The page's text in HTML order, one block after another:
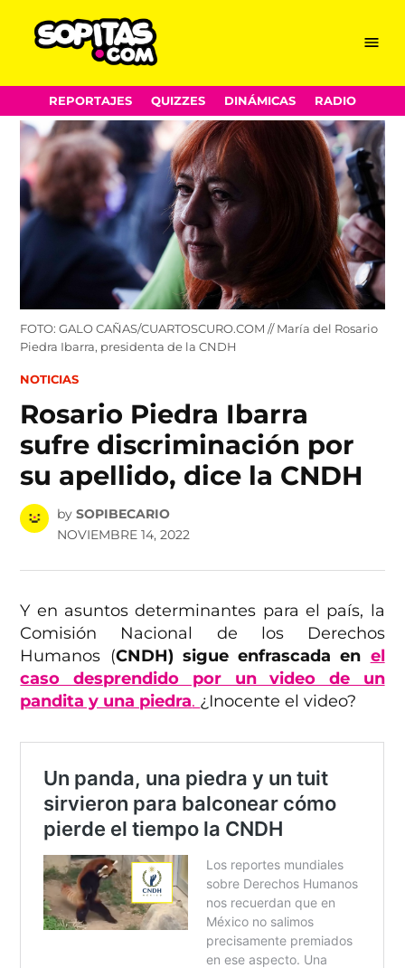
Skip
to
content
Menu
REPORTAJES QUIZZES DINÁMICAS RADIO
FOTO: GALO CAÑAS/CUARTOSCURO.COM // María del Rosario
Piedra Ibarra, presidenta de la CNDH
POSTED
NOTICIAS
Rosario Piedra Ibarra
sufre discriminación por
su apellido, dice la CNDH
by SOPIBECARIO
NOVIEMBRE 14, 2022
Y en asuntos determinantes para el país, la
Comisión Nacional de los Derechos
Humanos (CNDH) sigue enfrascada en el
caso desprendido por un video de un
pandita y una piedra. ¿Inocente el video?